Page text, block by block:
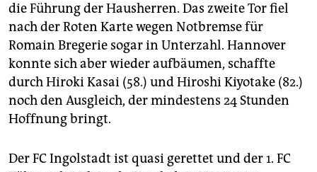
die Führung der Hausherren. Das zweite Tor fiel
nach der Roten Karte wegen Notbremse für
Romain Bregerie sogar in Unterzahl. Hannover
konnte sich aber wieder aufbäumen, schaffte
durch Hiroki Kasai (58.) und Hiroshi Kiyotake (82.)
noch den Ausgleich, der mindestens 24 Stunden
Hoffnung bringt.
Der FC Ingolstadt ist quasi gerettet und der 1. FC